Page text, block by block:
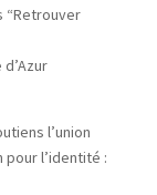
“Retrouver
l’union
l’identité :